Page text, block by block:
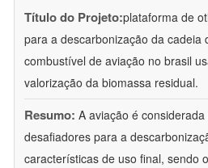
Título do Projeto:plataforma de
para a descarbonização da cadeia
combustível de aviação no brasil
valorização da biomassa residual.
Resumo: A aviação é
desafiadores para a
características de uso final, sendo